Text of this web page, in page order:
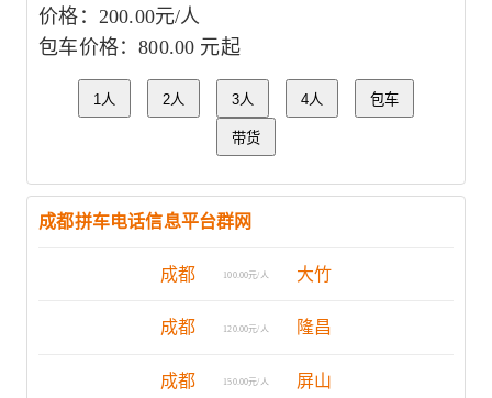
价格：200.00元/人
包车价格：800.00 元起
1人 2人 3人 4人 包车
带货
成都拼车电话信息平台群网
成都 100.00元/人 大竹
成都 120.00元/人 隆昌
成都 150.00元/人 屏山